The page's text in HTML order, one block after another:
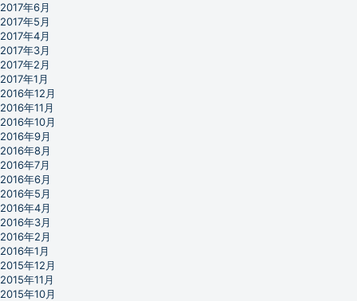
2017年6月
2017年5月
2017年4月
2017年3月
2017年2月
2017年1月
2016年12月
2016年11月
2016年10月
2016年9月
2016年8月
2016年7月
2016年6月
2016年5月
2016年4月
2016年3月
2016年2月
2016年1月
2015年12月
2015年11月
2015年10月